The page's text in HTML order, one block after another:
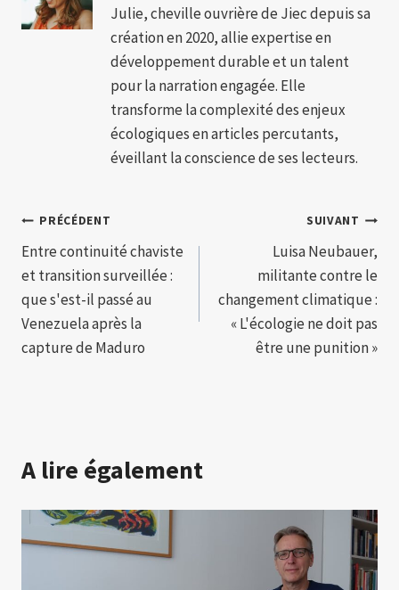
Julie, cheville ouvrière de Jiec depuis sa
création en 2020, allie expertise en
développement durable et un talent
pour la narration engagée. Elle
transforme la complexité des enjeux
écologiques en articles percutants,
éveillant la conscience de ses lecteurs.
Navigation
de
l’article
PRÉCÉDENT
Entre continuité chaviste
et transition surveillée :
que s'est-il passé au
Venezuela après la
capture de Maduro
SUIVANT
Luisa Neubauer,
militante contre le
changement climatique :
« L'écologie ne doit pas
être une punition »
A lire également